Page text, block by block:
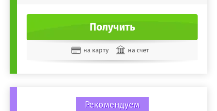
Получить
на карту на счет
Рекомендуем